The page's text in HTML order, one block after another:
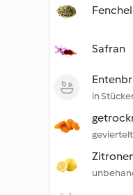
Safran
in
geviertelt